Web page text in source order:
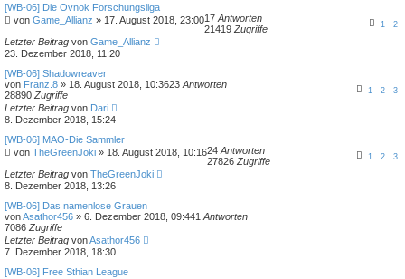
[WB-06] Die Ovnok Forschungsliga
von Game_Allianz » 17. August 2018, 23:00 1 2
17 Antworten
21419 Zugriffe
Letzter Beitrag von Game_Allianz
23. Dezember 2018, 11:20
[WB-06] Shadowreaver
von Franz.8 » 18. August 2018, 10:36
1 2 3
23 Antworten
28890 Zugriffe
Letzter Beitrag von Dari
8. Dezember 2018, 15:24
[WB-06] MAO-Die Sammler
von TheGreenJoki » 18. August 2018, 10:16 1 2 3
24 Antworten
27826 Zugriffe
Letzter Beitrag von TheGreenJoki
8. Dezember 2018, 13:26
[WB-06] Das namenlose Grauen
vonAsathor456 » 6. Dezember 2018, 09:441 Antworten
7086 Zugriffe
Letzter Beitrag vonAsathor456
7. Dezember 2018, 18:30
[WB-06] Free Sthian League